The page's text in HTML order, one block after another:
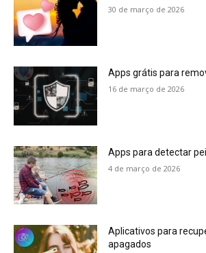
30 de março de 2026
Apps grátis para
16 de março de 2026
Apps para detectar
4 de março de 2026
Aplicativos para
apagados